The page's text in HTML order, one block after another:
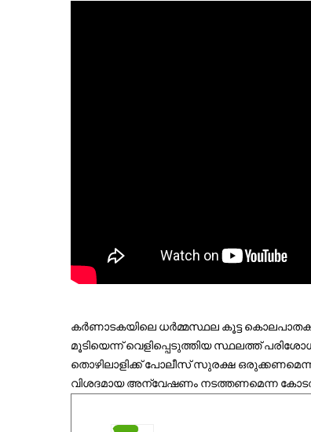
കര്‍ണാടകയിലെ ധര്‍മ്മസ്ഥല കൂട്ട
മൂടിയെന്ന് വെളിപ്പെടുത്തിയ സ്ഥലത്ത്
തൊഴിലാളിക്ക് പോലീസ് സുരക്ഷ
വിശദമായ അന്വേഷണം നടത്തണമെന്ന കോടതി